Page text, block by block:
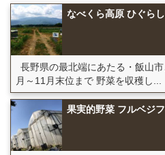
なべくら高原 ひぐら
長野県の最北端にあたる・飯山
月～11月末位まで 野菜を収穫し...
果実的野菜 フルベジ